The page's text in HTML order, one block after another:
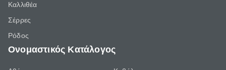
Καλλιθέα
Σέρρες
Ρόδος
Ονομαστικός Κατάλογος